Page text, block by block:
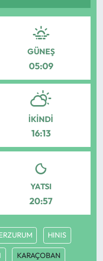
GÜNEŞ
05:09
İKINDI
16:13
YATSI
20:57
HINIS
KARAÇOBAN